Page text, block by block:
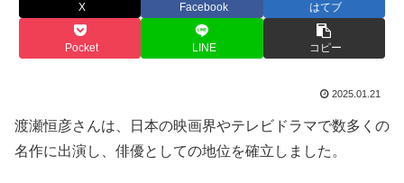
X Facebook はてブ
Pocket LINE コピー
2025.01.21
渡瀬恒彦さんは、日本の映画界やテレビドラマで数多くの
名作に出演し、俳優としての地位を確立しました。